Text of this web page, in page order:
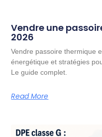
Vendre une
2026
Vendre passoire thermique
énergétique et stratégies
Le guide complet.
Read More